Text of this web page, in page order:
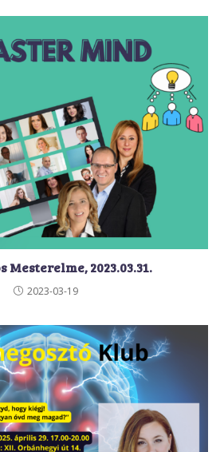
Mesterelme, 2023.03.31.
2023-03-19